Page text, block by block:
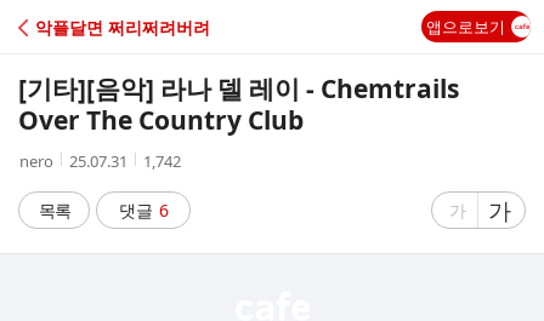
C
A
악플달면 쩌리쩌려버려 앱으로보기
[기타][음악] 라나 델 레이 - Chemtrails
Over The Country Club
작
자
nero
작
시
간
25.07.31
조
수
1,742
목록 댓글 6
글
가
글
자
가